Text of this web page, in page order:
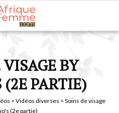
BY
PARTIE)
> Vidéos diverses > Soins de visage
(2e partie)